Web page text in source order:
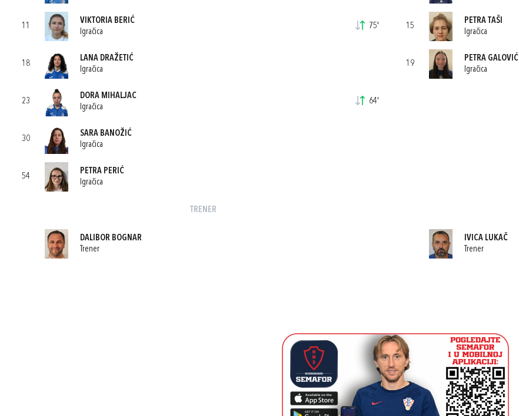
11
VIKTORIA BERIĆ
Igračica
75'
18
LANA DRAŽETIĆ
Igračica
23
DORA MIHALJAC
Igračica
64'
30
SARA BANOŽIĆ
Igračica
54
PETRA PERIĆ
Igračica
TRENER
DALIBOR BOGNAR
Trener
15
PETRA TAŠI
Igračica
19
PETRA GALOVIĆ
Igračica
IVICA LUKAČ
Trener